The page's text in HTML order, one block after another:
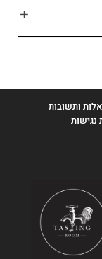
ותשובות
נגישות